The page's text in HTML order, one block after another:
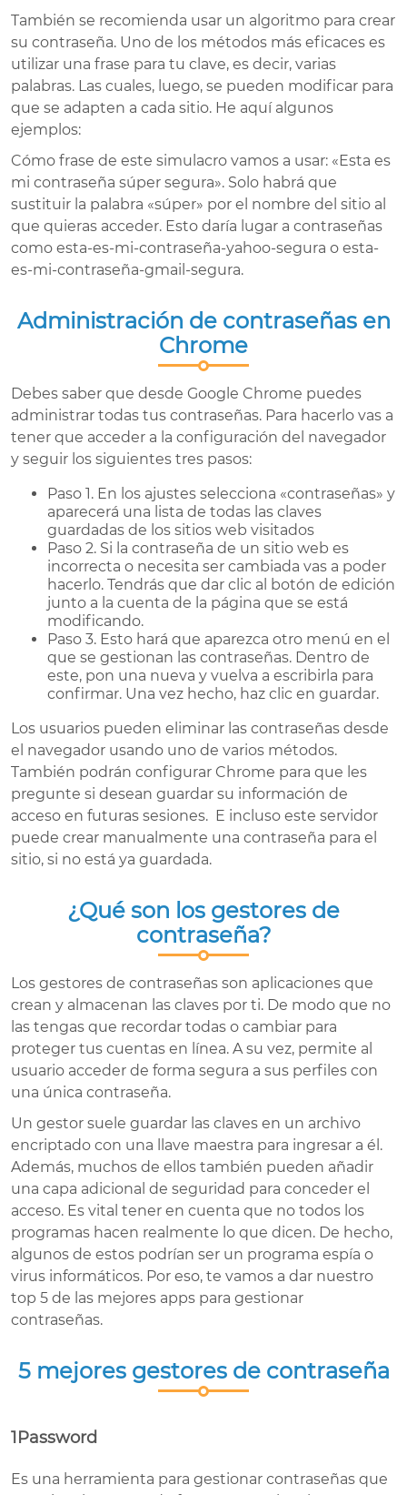
También se recomienda usar un algoritmo para crear
su contraseña. Uno de los métodos más eficaces es
utilizar una frase para tu clave, es decir, varias
palabras. Las cuales, luego, se pueden modificar para
que se adapten a cada sitio. He aquí algunos
ejemplos:
Cómo frase de este simulacro vamos a usar: «Esta es
mi contraseña súper segura». Solo habrá que
sustituir la palabra «súper» por el nombre del sitio al
que quieras acceder. Esto daría lugar a contraseñas
como esta-es-mi-contraseña-yahoo-segura o esta-
es-mi-contraseña-gmail-segura.
Administración de contraseñas en
Chrome
Debes saber que desde Google Chrome puedes
administrar todas tus contraseñas. Para hacerlo vas a
tener que acceder a la configuración del navegador
y seguir los siguientes tres pasos:
Paso 1. En los ajustes selecciona «contraseñas» y
aparecerá una lista de todas las claves
guardadas de los sitios web visitados
Paso 2. Si la contraseña de un sitio web es
incorrecta o necesita ser cambiada vas a poder
hacerlo. Tendrás que dar clic al botón de edición
junto a la cuenta de la página que se está
modificando.
Paso 3. Esto hará que aparezca otro menú en el
que se gestionan las contraseñas. Dentro de
este, pon una nueva y vuelva a escribirla para
confirmar. Una vez hecho, haz clic en guardar.
Los usuarios pueden eliminar las contraseñas desde
el navegador usando uno de varios métodos.
También podrán configurar Chrome para que les
pregunte si desean guardar su información de
acceso en futuras sesiones. E incluso este servidor
puede crear manualmente una contraseña para el
sitio, si no está ya guardada.
¿Qué son los gestores de
contraseña?
Los gestores de contraseñas son aplicaciones que
crean y almacenan las claves por ti. De modo que no
las tengas que recordar todas o cambiar para
proteger tus cuentas en línea. A su vez, permite al
usuario acceder de forma segura a sus perfiles con
una única contraseña.
Un gestor suele guardar las claves en un archivo
encriptado con una llave maestra para ingresar a él.
Además, muchos de ellos también pueden añadir
una capa adicional de seguridad para conceder el
acceso. Es vital tener en cuenta que no todos los
programas hacen realmente lo que dicen. De hecho,
algunos de estos podrían ser un programa espía o
virus informáticos. Por eso, te vamos a dar nuestro
top 5 de las mejores apps para gestionar
contraseñas.
5 mejores gestores de contraseña
1Password
Es una herramienta para gestionar contraseñas que